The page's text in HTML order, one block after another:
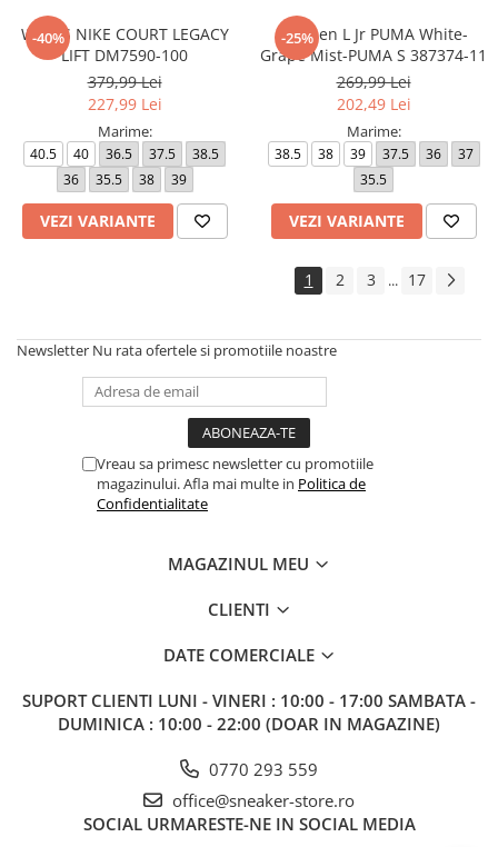
-40%
WMNS NIKE COURT LEGACY
LIFT DM7590-100
379,99 Lei
227,99 Lei
Marime:
40.5 40 36.5 37.5
38.5
36
35.5 38 39
VEZI VARIANTE
-25%
Karmen L Jr PUMA White-
Grape Mist-PUMA S 387374-11
269,99 Lei
202,49 Lei
Marime:
38.5 38 39 37.5 36
37
35.5
VEZI VARIANTE
1 2 3 ... 17
Newsletter Nu rata ofertele si promotiile noastre
Vreau sa primesc newsletter cu promotiile
magazinului. Afla mai multe in Politica de
Confidentialitate
MAGAZINUL MEU
CLIENTI
DATE COMERCIALE
SUPORT CLIENTI LUNI - VINERI : 10:00 - 17:00 SAMBATA -
DUMINICA : 10:00 - 22:00 (DOAR IN MAGAZINE)
0770 293 559
office@sneaker-store.ro
SOCIAL URMARESTE-NE IN SOCIAL MEDIA